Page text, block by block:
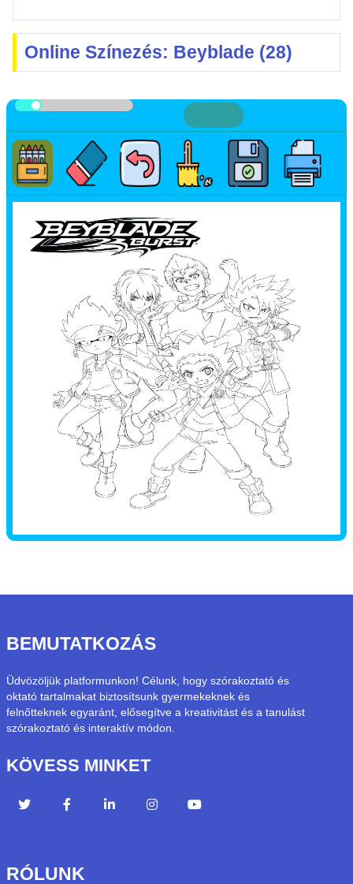
Online Színezés: Beyblade (28)
BEMUTATKOZÁS
Üdvözöljük platformunkon! Célunk, hogy szórakoztató és
oktató tartalmakat biztosítsunk gyermekeknek és
felnőtteknek egyaránt, elősegítve a kreativitást és a tanulást
szórakoztató és interaktív módon.
KÖVESS MINKET
RÓLUNK